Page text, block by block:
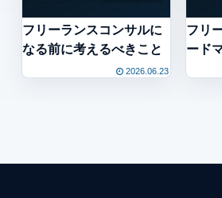
フリーランスコンサルに
なる前に考えるべきこと
2026.06.23
フリ
ード